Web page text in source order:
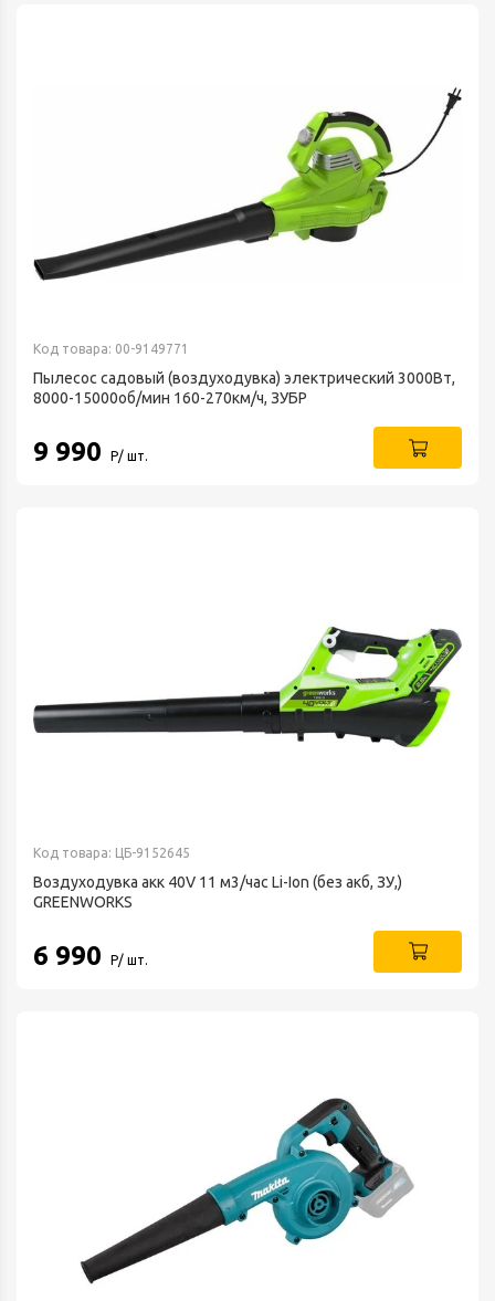
Код товара: 00-9149771
Пылесос садовый (воздуходувка) электрический 3000Вт,
8000-15000об/мин 160-270км/ч, ЗУБР
9 990 Р/ шт.
Код товара: ЦБ-9152645
Воздуходувка акк 40V 11 м3/час Li-Ion (без акб, ЗУ,)
GREENWORKS
6 990 Р/ шт.